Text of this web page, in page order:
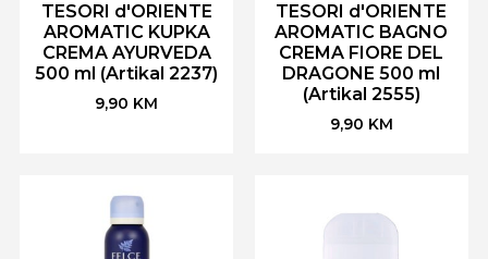
TESORI d'ORIENTE
AROMATIC KUPKA
CREMA AYURVEDA
500 ml (Artikal 2237)
9,90 KM
TESORI d'ORIENTE
AROMATIC BAGNO
CREMA FIORE DEL
DRAGONE 500 ml
(Artikal 2555)
9,90 KM